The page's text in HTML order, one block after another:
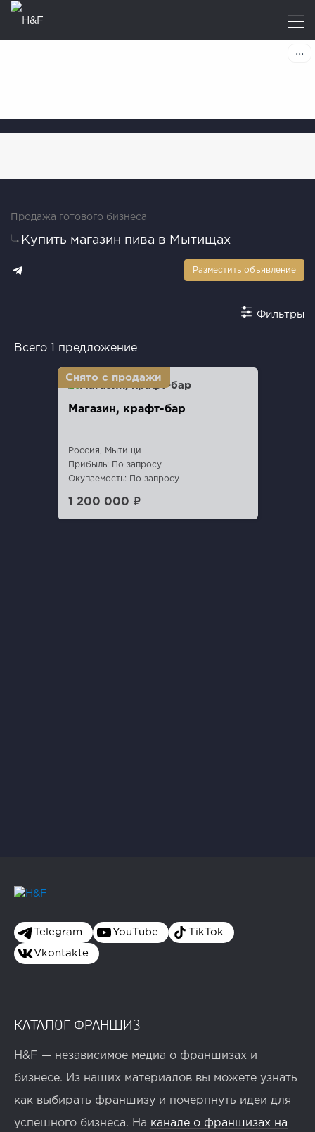
Продажа готового бизнеса
Купить магазин пива в Мытищах
Разместить объявление
Фильтры
Всего 1 предложение
Магазин, крафт-бар
Россия, Мытищи
Прибыль: По запросу
Окупаемость: По запросу
1 200 000 ₽
Telegram YouTube TikTok
Vkontakte
КАТАЛОГ ФРАНШИЗ
H&F — независимое медиа о франшизах и
бизнесе. Из наших материалов вы можете узнать
как выбирать франшизу и почерпнуть идеи для
успешного бизнеса. На канале о франшизах на